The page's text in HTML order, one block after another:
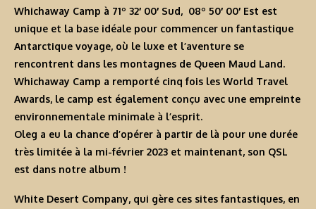
Whichaway Camp à 71º 32′ 00′ Sud, 08º 50′ 00′ Est est
unique et la base idéale pour commencer un fantastique
Antarctique voyage, où le luxe et l’aventure se
rencontrent dans les montagnes de Queen Maud Land.
Whichaway Camp a remporté cinq fois les World Travel
Awards, le camp est également conçu avec une empreinte
environnementale minimale à l’esprit.
Oleg a eu la chance d’opérer à partir de là pour une durée
très limitée à la mi-février 2023 et maintenant, son QSL
est dans notre album !
White Desert Company, qui gère ces sites fantastiques, en